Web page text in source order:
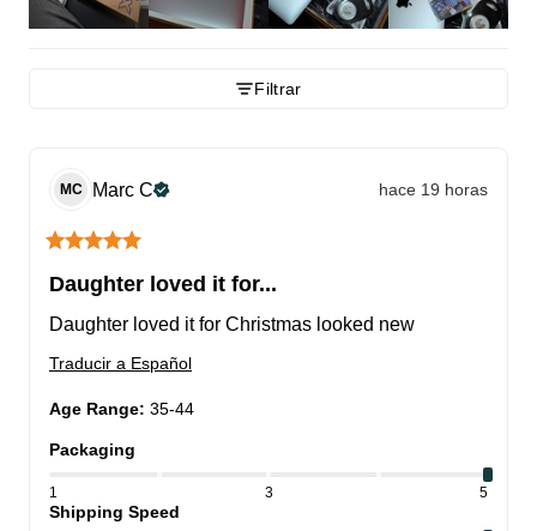
Filtrar
MC Marc C hace 19 horas
Daughter loved it for...
Daughter loved it for Christmas looked new
Traducir a Español
Age Range: 35-44
Packaging
1 3 5
Shipping Speed